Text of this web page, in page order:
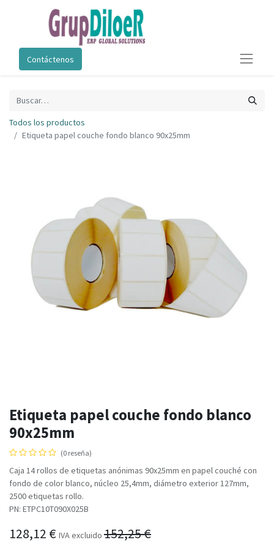
Contáctenos
Todos los productos
Etiqueta papel couche fondo blanco 90x25mm
Etiqueta papel couche fondo blanco
90x25mm
(0 reseña)
Caja 14 rollos de etiquetas anónimas 90x25mm en papel couché con
fondo de color blanco, núcleo 25,4mm, diámetro exterior 127mm,
2500 etiquetas rollo.
PN: ETPC10T090X025B
128,12 € IVA excluido 152,25€